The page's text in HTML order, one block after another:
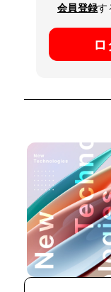
会員登録す